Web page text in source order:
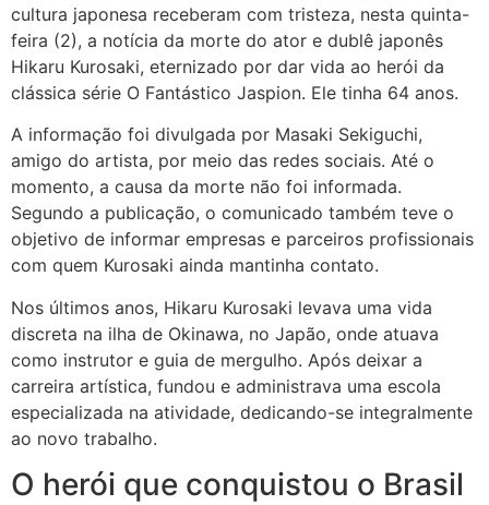
cultura japonesa receberam com tristeza, nesta quinta-
feira (2), a notícia da morte do ator e dublê japonês
Hikaru Kurosaki, eternizado por dar vida ao herói da
clássica série O Fantástico Jaspion. Ele tinha 64 anos.
A informação foi divulgada por Masaki Sekiguchi,
amigo do artista, por meio das redes sociais. Até o
momento, a causa da morte não foi informada.
Segundo a publicação, o comunicado também teve o
objetivo de informar empresas e parceiros profissionais
com quem Kurosaki ainda mantinha contato.
Nos últimos anos, Hikaru Kurosaki levava uma vida
discreta na ilha de Okinawa, no Japão, onde atuava
como instrutor e guia de mergulho. Após deixar a
carreira artística, fundou e administrava uma escola
especializada na atividade, dedicando-se integralmente
ao novo trabalho.
O herói que conquistou o Brasil